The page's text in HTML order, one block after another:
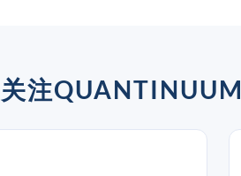
注QUANTINUUM